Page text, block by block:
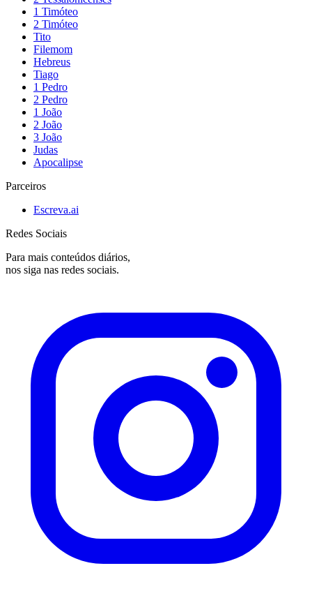
1 Timóteo
2 Timóteo
Tito
Filemom
Hebreus
Tiago
1 Pedro
2 Pedro
1 João
2 João
3 João
Judas
Apocalipse
Parceiros
Escreva.ai
Redes Sociais
Para mais conteúdos diários,
nos siga nas redes sociais.